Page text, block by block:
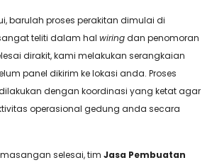
barulah proses perakitan dimulai di
teliti dalam hal wiringdan penomoran
dirakit, kami melakukan serangkaian
panel dikirim ke lokasi anda. Proses
dengan koordinasi yang ketat agar
operasional gedung anda secara
selesai, tim Jasa Pembuatan